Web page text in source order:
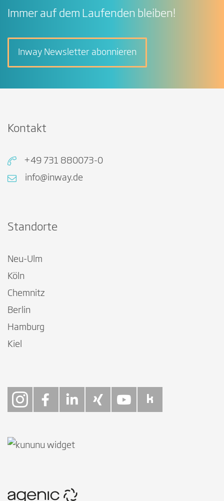
Immer auf dem Laufenden bleiben!
Inway Newsletter abonnieren
Kontakt
+49 731 880073-0
info@inway.de
Standorte
Neu-Ulm
Köln
Chemnitz
Berlin
Hamburg
Kiel